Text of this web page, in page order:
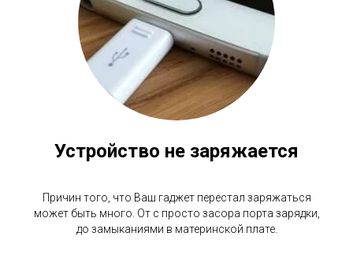
Устройство не заряжается
Причин того, что Ваш гаджет перестал заряжаться
может быть много. От с просто засора порта зарядки,
до замыканиями в материнской плате.